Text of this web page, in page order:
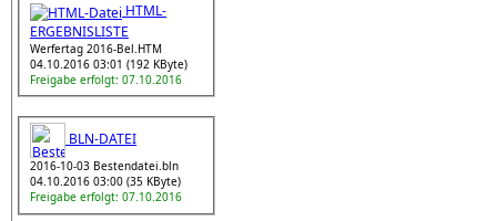
HTML-
ERGEBNISLISTE
Werfertag 2016-Bel.HTM
04.10.2016 03:01 (192 KByte)
Freigabe erfolgt: 07.10.2016
BLN-DATEI
2016-10-03 Bestendatei.bln
04.10.2016 03:00 (35 KByte)
Freigabe erfolgt: 07.10.2016